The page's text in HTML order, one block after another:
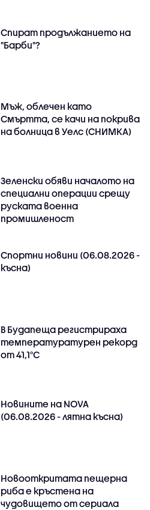
Спират продължанието на
"Барби"?
Мъж, облечен като
Смъртта, се качи на покрива
на болница в Уелс (СНИМКА)
Зеленски обяви началото на
специални операции срещу
руската военна
промишленост
Спортни новини (06.08.2026 -
късна)
В Будапеща регистрираха
температуратурен рекорд
от 41,1°C
Новините на NOVA
(06.08.2026 - лятна късна)
Новооткритата пещерна
риба е кръстена на
чудовището от сериала